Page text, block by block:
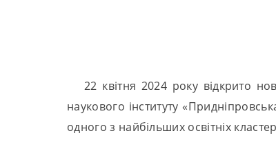
22 квітня 2024 року відкрито
наукового інституту
одного з найбільших освітніх